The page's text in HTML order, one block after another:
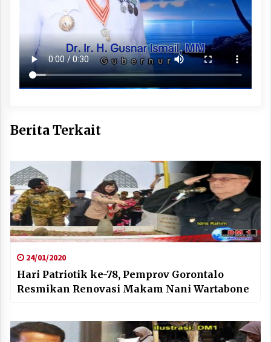
Berita Terkait
24/01/2020
Hari Patriotik ke-78, Pemprov Gorontalo
Resmikan Renovasi Makam Nani Wartabone